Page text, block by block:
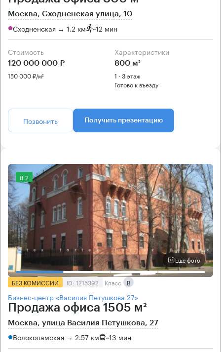
Москва, Сходненская улица, 10
Сходненская → 1.2 км ~12 мин
Стоимость
120 000 000 ₽
150 000 ₽/м²
Характеристики
800 м²
1 - 3 этаж
Готово к въезду
Позвонить Получить презентацию
8.2
Еще фото
БЕЗ КОМИССИИ ID: 1215392 Класс B
Бизнес-центр «Василия Петушкова 27»
Продажа офиса 1505 м²
Москва, улица Василия Петушкова, 27
Волоколамская → 2.57 км ~13 мин